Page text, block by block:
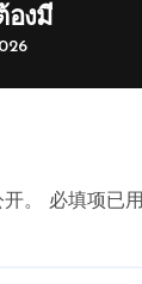
องมี
。 必填项已用